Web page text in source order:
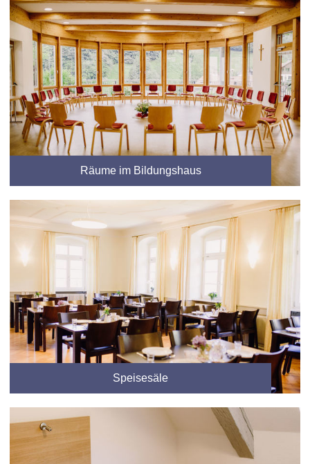
Räume im Bildungshaus
Speisesäle